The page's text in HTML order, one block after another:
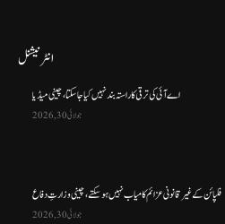
انٹرنیشنل
اے آئی کی ترقی کا راستہ بند نہیں کیا جا سکتا، چینی میڈیا
جولائی 30, 2026
فلپائن کے غیر قانونی عزائم کامیاب نہیں ہو سکتے ، چینی وزارتِ دفاع
جولائی 30, 2026